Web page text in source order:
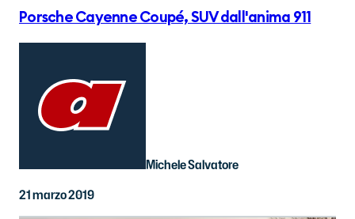
Porsche Cayenne Coupé, SUV dall'anima 911
Michele Salvatore
21 marzo 2019